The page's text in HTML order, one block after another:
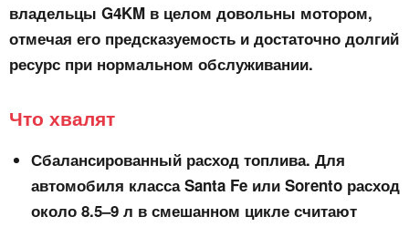
владельцы G4KM в целом довольны мотором,
отмечая его предсказуемость и достаточно долгий
ресурс при нормальном обслуживании.
Что хвалят
Сбалансированный расход топлива. Для
автомобиля класса Santa Fe или Sorento расход
около 8.5–9 л в смешанном цикле считают